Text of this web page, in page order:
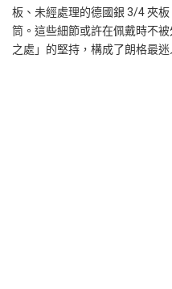
板、未經處理的德國銀 3/4 夾
筒。這些細節或許在佩戴時不
之處」的堅持，構成了朗格最迷